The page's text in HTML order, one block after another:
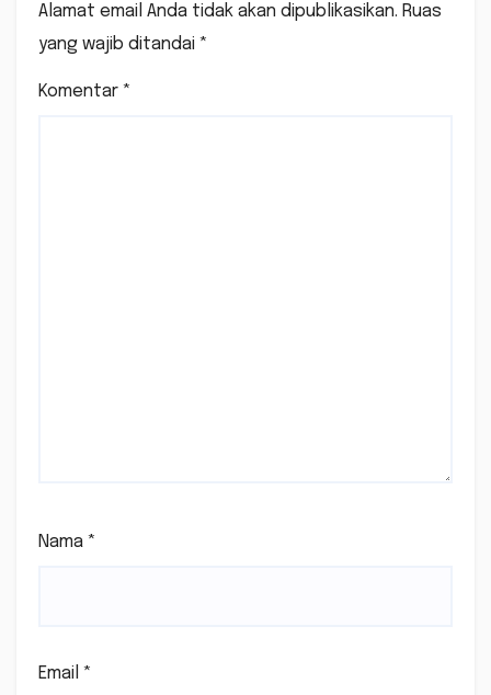
Alamat email Anda tidak akan dipublikasikan. Ruas
yang wajib ditandai *
Komentar *
Nama *
Email *